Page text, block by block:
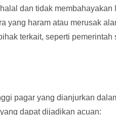
dan tidak membahayakan
yang haram atau merusak
terkait, seperti pemerintah
pagar yang dianjurkan
dapat dijadikan acuan: